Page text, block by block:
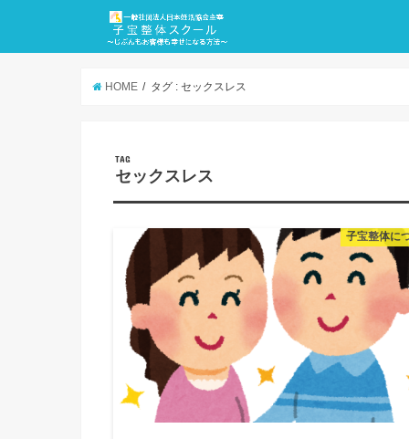
HOME タグ : セックスレス
TAG
セックスレス
子宝整体に